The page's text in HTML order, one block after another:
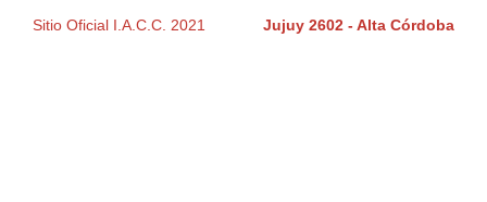
Sitio Oficial I.A.C.C. 2021 Jujuy 2602 - Alta Córdoba